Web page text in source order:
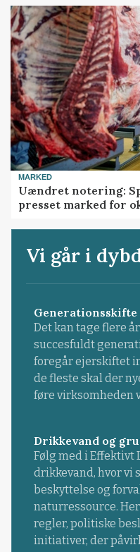
MARKED
Uændret notering:
presset marked for
Vi går i
Generationsskifte
Det kan tage flere
succesfuldt
foregår ejerskiftet
de fleste skal der
føre virksomheden
Drikkevand og
Følg med i
drikkevand, hvor vi
beskyttelse og
naturressource.
regler, politiske
initiativer, der